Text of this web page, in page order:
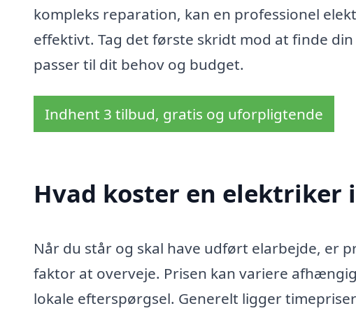
kompleks reparation, kan en professionel
effektivt. Tag det første skridt mod at finde
passer til dit behov og budget.
Indhent 3 tilbud, gratis og uforpligtende
Hvad koster en elektriker
Når du står og skal have udført elarbejde, er
faktor at overveje. Prisen kan variere
lokale efterspørgsel. Generelt ligger